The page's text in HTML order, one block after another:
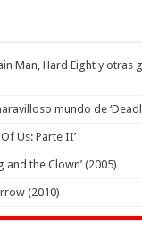
Man, Hard Eight y otras
mundo de
Us: Parte II’
and the Clown’ (2005)
(2010)